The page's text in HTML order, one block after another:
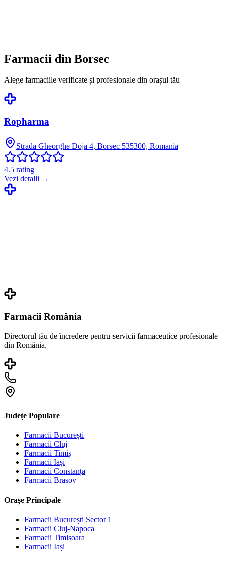
Farmacii din Borsec
Alege farmaciile verificate și profesionale din orașul tău
Ropharma
Strada Gheorghe Doja 4, Borsec 535300, Romania
4.5 rating
Vezi detalii →
Farmacii România
Directorul tău de încredere pentru servicii farmaceutice profesionale
din România.
Județe Populare
Farmacii București
Farmacii Cluj
Farmacii Timiș
Farmacii Iași
Farmacii Constanța
Farmacii Brașov
Orașe Principale
Farmacii București Sector 1
Farmacii Cluj-Napoca
Farmacii Timișoara
Farmacii Iași